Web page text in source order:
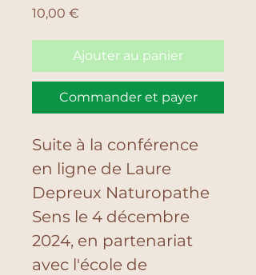
10,00 €
Ajouter au panier
Commander et payer
Suite à la conférence
en ligne de Laure
Depreux Naturopathe
Sens le 4 décembre
2024, en partenariat
avec l'école de